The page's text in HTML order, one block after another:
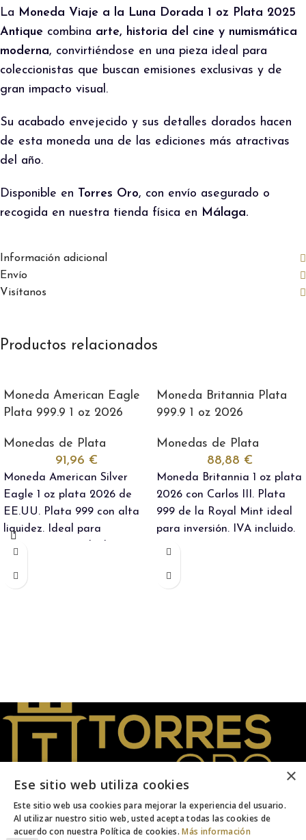
La Moneda Viaje a la Luna Dorada 1 oz Plata 2025
Antique combina arte, historia del cine y numismática
moderna, convirtiéndose en una pieza ideal para
coleccionistas que buscan emisiones exclusivas y de
gran impacto visual.
Su acabado envejecido y sus detalles dorados hacen
de esta moneda una de las ediciones más atractivas
del año.
Disponible en Torres Oro, con envío asegurado o
recogida en nuestra tienda física en Málaga.
Información adicional
Envío
Visítanos
Productos relacionados
Moneda American Eagle
Plata 999.9 1 oz 2026
Monedas de Plata
91,96 €
Moneda American Silver
Eagle 1 oz plata 2026 de
EE.UU. Plata 999 con alta
liquidez. Ideal para
inversión. IVA incluido.
Moneda Britannia Plata
999.9 1 oz 2026
Monedas de Plata
88,88 €
Moneda Britannia 1 oz plata
2026 con Carlos III. Plata
999 de la Royal Mint ideal
para inversión. IVA incluido.
Joyeros desde 1956. Expertos en Oro
×
Ese sitio web utiliza cookies
Este sitio web usa cookies para mejorar la experiencia del usuario.
Al utilizar nuestro sitio web, usted acepta todas las cookies de
acuerdo con nuestra Política de cookies.Más información